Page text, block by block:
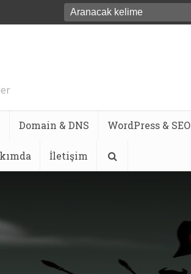
Domain & DNS WordPress & SEO
İletişim